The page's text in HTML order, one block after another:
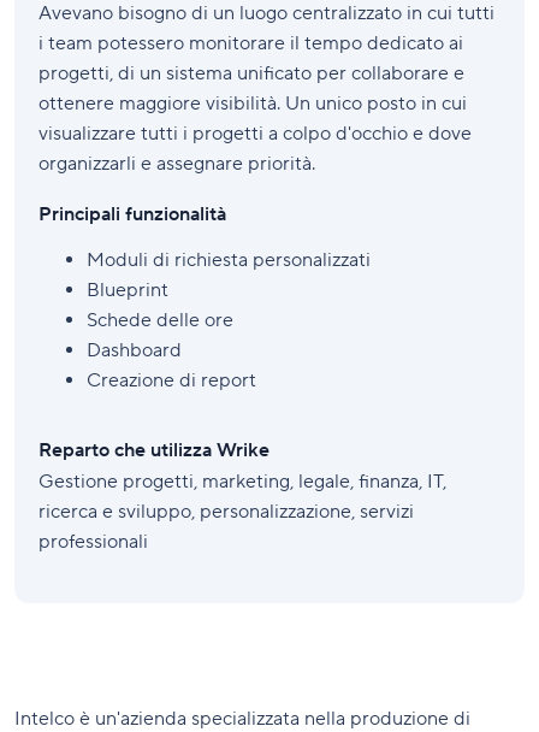
Avevano bisogno di un luogo centralizzato in cui tutti
i team potessero monitorare il tempo dedicato ai
progetti, di un sistema unificato per collaborare e
ottenere maggiore visibilità. Un unico posto in cui
visualizzare tutti i progetti a colpo d'occhio e dove
organizzarli e assegnare priorità.
Principali funzionalità
Moduli di richiesta personalizzati
Blueprint
Schede delle ore
Dashboard
Creazione di report
Reparto che utilizza Wrike
Gestione progetti, marketing, legale, finanza, IT,
ricerca e sviluppo, personalizzazione, servizi
professionali
Intelco è un'azienda specializzata nella produzione di